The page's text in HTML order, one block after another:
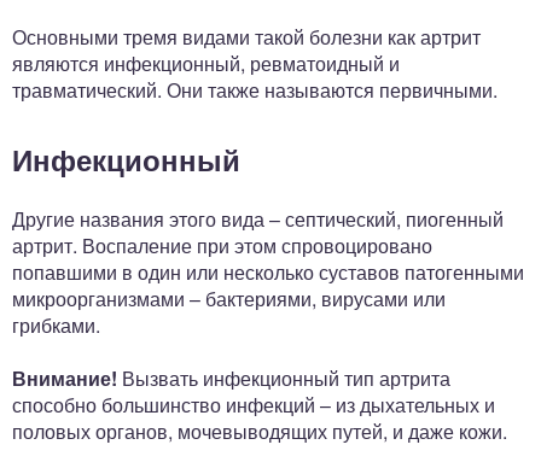
Основными тремя видами такой болезни как артрит
являются инфекционный, ревматоидный и
травматический. Они также называются первичными.
Инфекционный
Другие названия этого вида – септический, пиогенный
артрит. Воспаление при этом спровоцировано
попавшими в один или несколько суставов патогенными
микроорганизмами – бактериями, вирусами или
грибками.
Внимание! Вызвать инфекционный тип артрита
способно большинство инфекций – из дыхательных и
половых органов, мочевыводящих путей, и даже кожи.